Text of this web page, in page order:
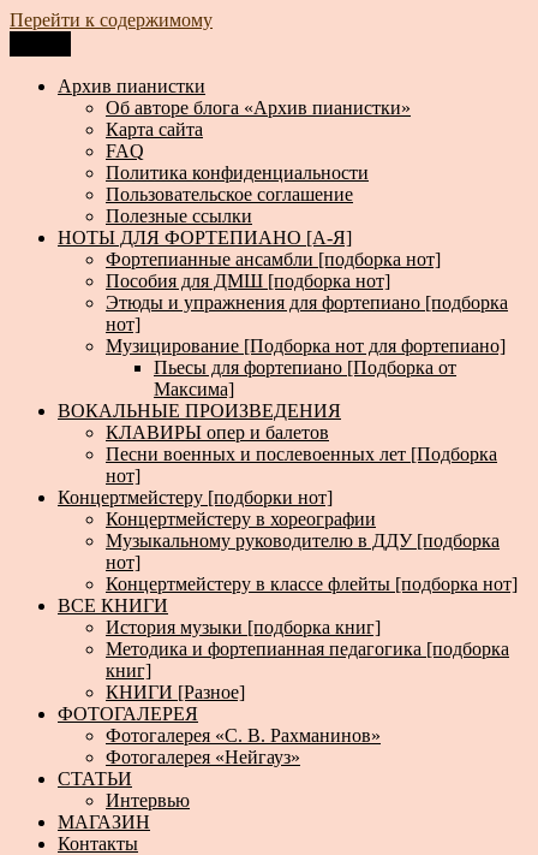
Перейти к содержимому
Архив пианистки
Всё для пианистов: ноты, книги, музыка, статьи…
Архив пианистки
Об авторе блога «Архив пианистки»
Карта сайта
FAQ
Политика конфиденциальности
Пользовательское соглашение
Полезные ссылки
НОТЫ ДЛЯ ФОРТЕПИАНО [А-Я]
Фортепианные ансамбли [подборка нот]
Пособия для ДМШ [подборка нот]
Этюды и упражнения для фортепиано [подборка
нот]
Музицирование [Подборка нот для фортепиано]
Пьесы для фортепиано [Подборка от
Максима]
ВОКАЛЬНЫЕ ПРОИЗВЕДЕНИЯ
КЛАВИРЫ опер и балетов
Песни военных и послевоенных лет [Подборка
нот]
Концертмейстеру [подборки нот]
Концертмейстеру в хореографии
Музыкальному руководителю в ДДУ [подборка
нот]
Концертмейстеру в классе флейты [подборка нот]
ВСЕ КНИГИ
История музыки [подборка книг]
Методика и фортепианная педагогика [подборка
книг]
КНИГИ [Разное]
ФОТОГАЛЕРЕЯ
Фотогалерея «С. В. Рахманинов»
Фотогалерея «Нейгауз»
СТАТЬИ
Интервью
МАГАЗИН
Контакты